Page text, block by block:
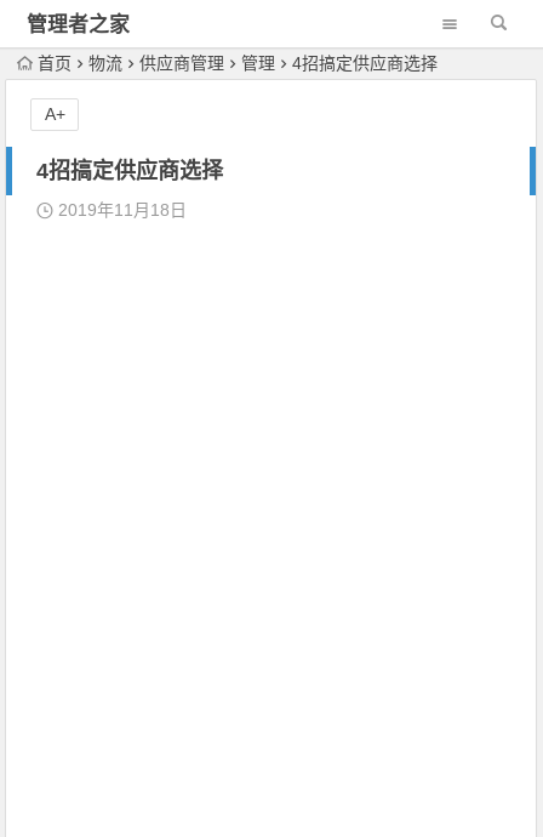
管理者之家
首页 物流 供应商管理 管理 4招搞定供应商选择
4招搞定供应商选择
2019年11月18日
A+